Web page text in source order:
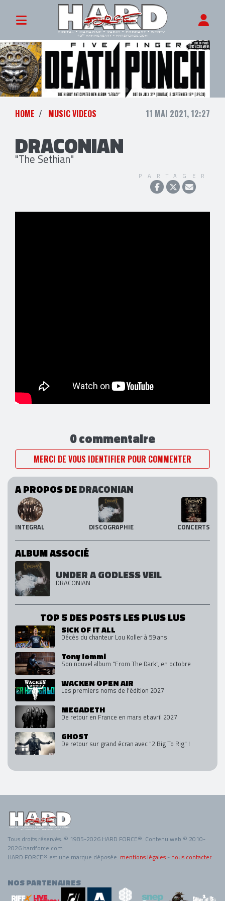
HOME MUSIC VIDEOS 11 MAI 2021, 12:27
DRACONIAN
"The Sethian"
PARTAGER
0 commentaire
MERCI DE VOUS IDENTIFIER POUR COMMENTER
A PROPOS DEDRACONIAN
INTEGRAL DISCOGRAPHIE CONCERTS
ALBUM ASSOCIÉ
UNDER A GODLESS VEIL
DRACONIAN
TOP 5 DES POSTS LES PLUS LUS
SICK OF IT ALL
Décès du chanteur Lou Koller à 59 ans
Tony Iommi
Son nouvel album "From The Dark", en octobre
WACKEN OPEN AIR
Les premiers noms de l'édition 2027
MEGADETH
De retour en France en mars et avril 2027
GHOST
De retour sur grand écran avec "2 Big To Rig" !
Tous droits réservés. © 1985-2026 HARD FORCE®. Contenu web © 2010-
2026 hardforce.com
HARD FORCE® est une marque déposée. mentions légales - nous contacter
NOS PARTENAIRES